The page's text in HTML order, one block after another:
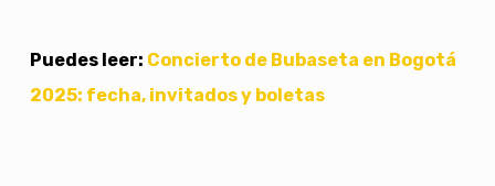
Puedes leer: Concierto de Bubaseta en Bogotá
2025: fecha, invitados y boletas